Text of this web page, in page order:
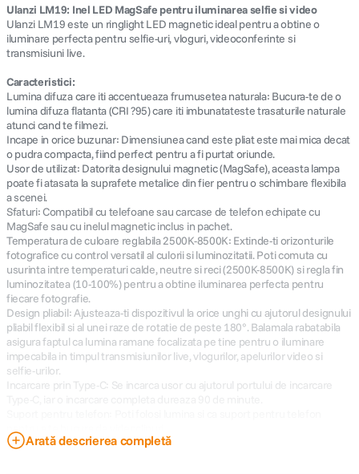
Ulanzi LM19: Inel LED MagSafe pentru iluminarea selfie si video
Ulanzi LM19 este un ringlight LED magnetic ideal pentru a obtine o
iluminare perfecta pentru selfie-uri, vloguri, videoconferinte si
transmisiuni live.
Caracteristici:
Lumina difuza care iti accentueaza frumusetea naturala: Bucura-te de o
lumina difuza flatanta (CRI ?95) care iti imbunatateste trasaturile naturale
atunci cand te filmezi.
Incape in orice buzunar: Dimensiunea cand este pliat este mai mica decat
o pudra compacta, fiind perfect pentru a fi purtat oriunde.
Usor de utilizat: Datorita designului magnetic (MagSafe), aceasta lampa
poate fi atasata la suprafete metalice din fier pentru o schimbare flexibila
a scenei.
Sfaturi: Compatibil cu telefoane sau carcase de telefon echipate cu
MagSafe sau cu inelul magnetic inclus in pachet.
Temperatura de culoare reglabila 2500K-8500K: Extinde-ti orizonturile
fotografice cu control versatil al culorii si luminozitatii. Poti comuta cu
usurinta intre temperaturi calde, neutre si reci (2500K-8500K) si regla fin
luminozitatea (10-100%) pentru a obtine iluminarea perfecta pentru
fiecare fotografie.
Design pliabil: Ajusteaza-ti dispozitivul la orice unghi cu ajutorul designului
pliabil flexibil si al unei raze de rotatie de peste 180°. Balamala rabatabila
asigura faptul ca lumina ramane focalizata pe tine pentru o iluminare
impecabila in timpul transmisiunilor live, vlogurilor, apelurilor video si
selfie-urilor.
Incarcare prin Type-C: Se incarca usor cu ajutorul portului de incarcare
pentru a te bucura de videoclipuri.
Arată descrierea completă